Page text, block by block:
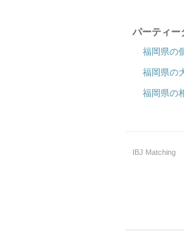
パーティー
福岡県の
福岡県の
福岡県の
IBJ Matching